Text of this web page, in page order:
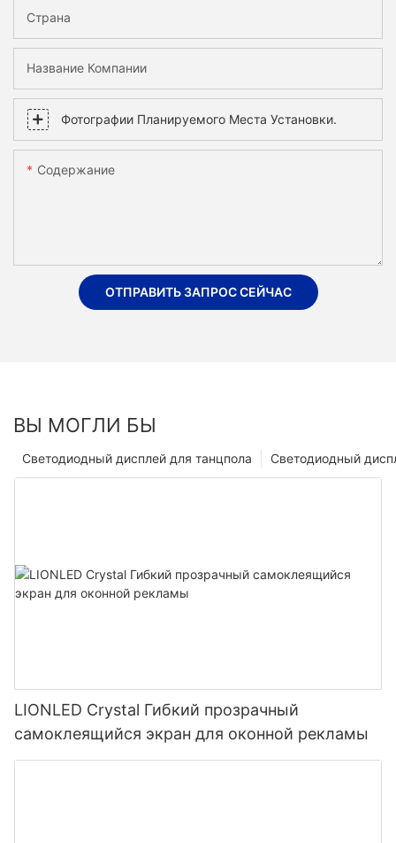
Страна
Название Компании
Фотографии Планируемого Места Установки.
Содержание
ОТПРАВИТЬ ЗАПРОС СЕЙЧАС
ВЫ МОГЛИ БЫ
Светодиодный
Светодиодный дисплей для танцпола
LIONLED Crystal Гибкий прозрачный
самоклеящийся экран для оконной рекламы